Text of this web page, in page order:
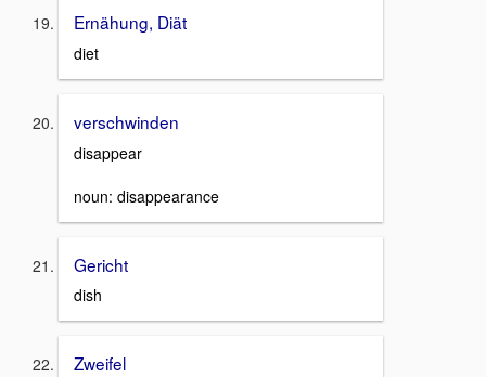
Ernähung, Diät
diet
verschwinden
disappear
noun: disappearance
Gericht
dish
Zweifel